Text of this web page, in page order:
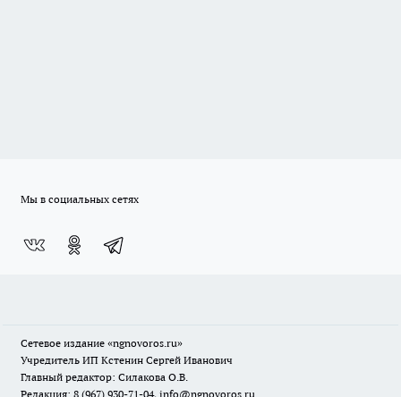
Мы в социальных сетях
Сетевое издание «ngnovoros.ru»
Учредитель ИП Кстенин Сергей Иванович
Главный редактор: Силакова О.В.
Редакция: 8 (967) 930-71-04, info@ngnovoros.ru